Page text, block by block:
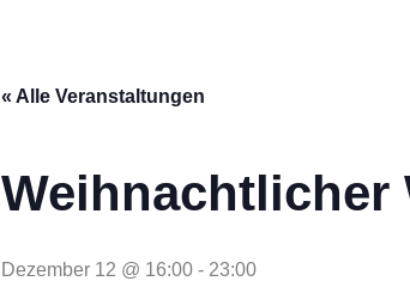
« Alle Veranstaltungen
Weihnachtlicher
Dezember 12 @ 16:00 - 23:00